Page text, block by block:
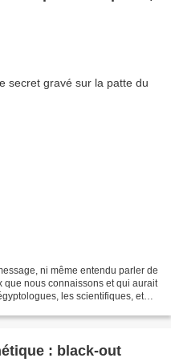
ni même entendu parler de
que nous connaissons et qui aurait
les scientifiques, et
: black-out